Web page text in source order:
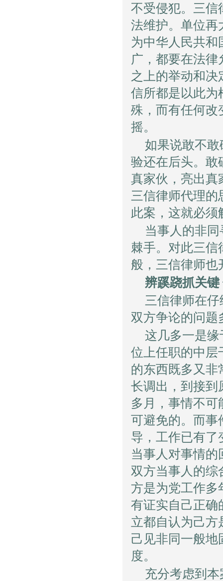
不受侵犯。三信
法维护。单位再
为中华人民共
广，都要在法
之上的举动和
信所都是以此为
殊，而有任何改
摇。
如果说敢不
验还在后头。敢
真家伙，亮出真
三信律师代理
此案，这就必须
当事人的非
棘手。对此三信
般，三信律师
辨蹊跷抓关
三信律师在
双方争论的问题
这几多一是
位上任职的中层
的东西既多又非
长调出，到接到
多月，事情不
可避免的。而事
导，工作已有了
当事人对事情
双方当事人的综
方是为党工作多
有证实自己正确
立都自认为己方
己见非同一般
度。
充分考虑到